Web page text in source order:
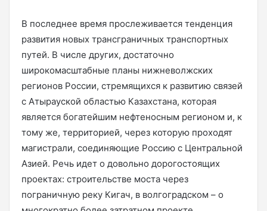
В последнее время прослеживается тенденция
развития новых трансграничных транспортных
путей. В числе других, достаточно
широкомасштабные планы нижневолжских
регионов России, стремящихся к развитию связей
с Атырауской областью Казахстана, которая
является богатейшим нефтеносным регионом и, к
тому же, территорией, через которую проходят
магистрали, соединяющие Россию с Центральной
Азией. Речь идет о довольно дорогостоящих
проектах: строительстве моста через
пограничную реку Кигач, в волгоградском – о